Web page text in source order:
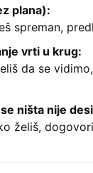
plana):
spreman,
vrti u krug:
da se
ništa nije
želiš,